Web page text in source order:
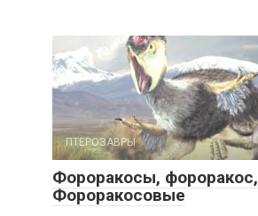
ПТЕРОЗАВРЫ
Фороракосы, фороракос,
Фороракосовые